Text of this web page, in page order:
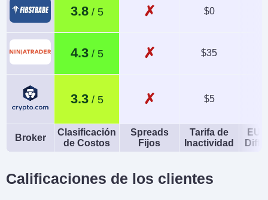
3.8 ✗ $0
4.3 ✗ $35
3.3 ✗ $5
Broker
Clasificación
de Costos
Spreads
Fijos
Tarifa de
Inactividad
Calificaciones de los clientes